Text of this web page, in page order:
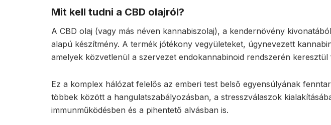
Mit kell tudni a CBD olajról?
A CBD olaj (vagy más néven kannabiszolaj), a kendernövény
alapú készítmény. A termék jótékony vegyületeket, úgynevezett
amelyek közvetlenül a szervezet endokannabinoid rendszerén keresztül
Ez a komplex hálózat felelős az emberi test belső egyensúlyának
többek között a hangulatszabályozásban, a stresszválaszok
immunműködésben és a pihentető alvásban is.